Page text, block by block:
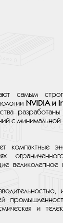
самым
NVIDIA и
разработаны
с
компактные
великолепное
и